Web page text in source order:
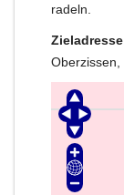
radeln.
Oberzissen,